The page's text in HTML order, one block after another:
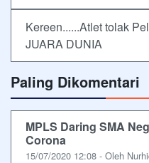
Kereen......Atlet tolak
JUARA DUNIA
Paling Dikomentari
MPLS Daring SMA
Corona
15/07/2020 12:08 - Oleh